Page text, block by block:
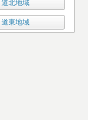
道北地域
道東地域